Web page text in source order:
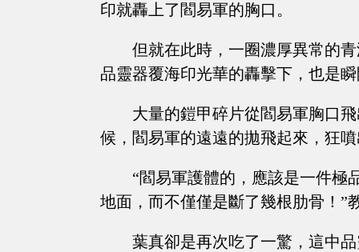
印就轟上了閻易軍的胸口。
但就在此時，一圈濃厚異常的
品靈器覆海印光華的轟擊下，也是
大量的鎧甲碎片從閻易軍胸口
候，閻易軍的遠遠的拋飛起來，狂
“閻易軍護體的，應該是一件極
地面，而不僅僅是斷了幾根肋骨！”
葉真卻是再次吃了一驚，這中